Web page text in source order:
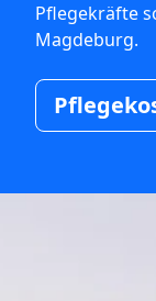
Pflegekräfte
Magdeburg.